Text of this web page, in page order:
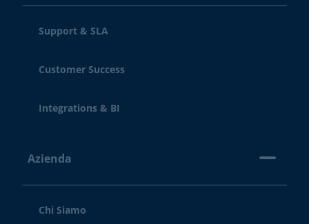
Support & SLA
Customer Success
Integrations & BI
Azienda
Chi Siamo